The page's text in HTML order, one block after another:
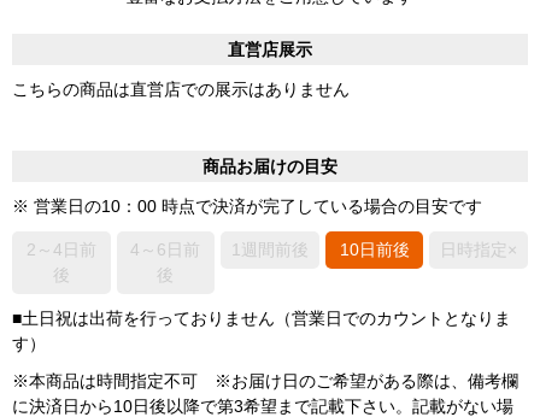
直営店展示
こちらの商品は直営店での展示はありません
商品お届けの目安
※ 営業日の10：00 時点で決済が完了している場合の目安です
2～4日前
後
4～6日前
後
1週間前後 10日前後 日時指定×
■土日祝は出荷を行っておりません（営業日でのカウントとなりま
す）
※本商品は時間指定不可 ※お届け日のご希望がある際は、備考欄
に決済日から10日後以降で第3希望まで記載下さい。記載がない場